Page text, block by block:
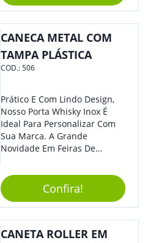
CANECA METAL COM
TAMPA PLÁSTICA
COD.:506
Prático E Com Lindo Design,
Nosso Porta Whisky Inox É
Ideal Para Personalizar Com
Sua Marca. A Grande
Novidade Em Feiras De
Corporativos Será Esse
Incrível Brinde, Trazendo
Ainda Mais Destaque Para
Sua Empresa.
Confira!
CANETA ROLLER EM